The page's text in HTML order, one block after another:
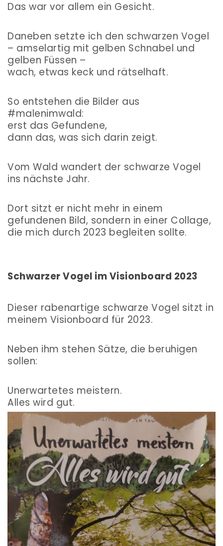
Das war vor allem ein Gesicht.
Daneben setzte ich den schwarzen Vogel
– amselartig mit gelben Schnabel und
gelben Füssen –
wach, etwas keck und rätselhaft.
So entstehen die Bilder aus
#malenimwald:
erst das Gefundene,
dann das, was sich darin zeigt.
Vom Wald wandert der schwarze Vogel
ins nächste Jahr.
Dort sitzt er nicht mehr in einem
gefundenen Bild, sondern in einer Collage,
die mich durch 2023 begleiten sollte.
Schwarzer Vogel im Visionboard 2023
Dieser rabenartige schwarze Vogel sitzt in
meinem Visionboard für 2023.
Neben ihm stehen Sätze, die beruhigen
sollen:
Unerwartetes meistern.
Alles wird gut.